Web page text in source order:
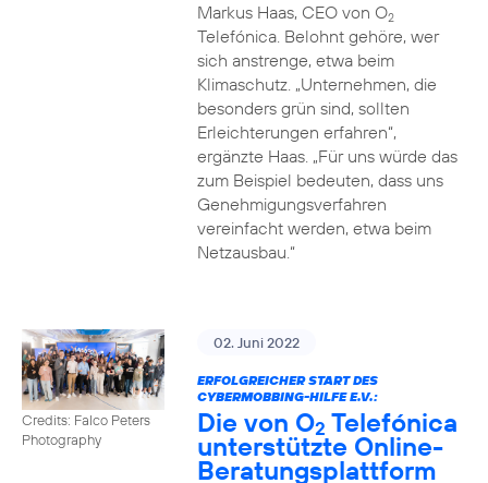
Markus Haas, CEO von O2
Telefónica. Belohnt gehöre, wer
sich anstrenge, etwa beim
Klimaschutz. „Unternehmen, die
besonders grün sind, sollten
Erleichterungen erfahren“,
ergänzte Haas. „Für uns würde das
zum Beispiel bedeuten, dass uns
Genehmigungsverfahren
vereinfacht werden, etwa beim
Netzausbau.“
Credits: Falco Peters
Photography
02. Juni 2022
ERFOLGREICHER START DES
CYBERMOBBING-HILFE E.V.:
Die von O2 Telefónica
unterstützte Online-
Beratungsplattform